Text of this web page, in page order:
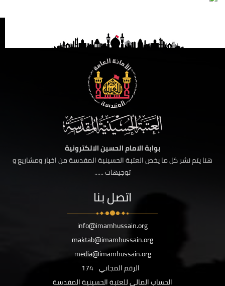
بوابة الامام الحسين الالكترونية
هنا يتم نشر كل ما يخص العتبة الحسينية المقدسة من اخبار ومشاريع و
توجيهات ......
اتصل بنا
info@imamhussain.org
maktab@imamhussain.org
media@imamhussain.org
الرقم المجاني 174
الحساب المالي للعتبة الحسينية المقدسة